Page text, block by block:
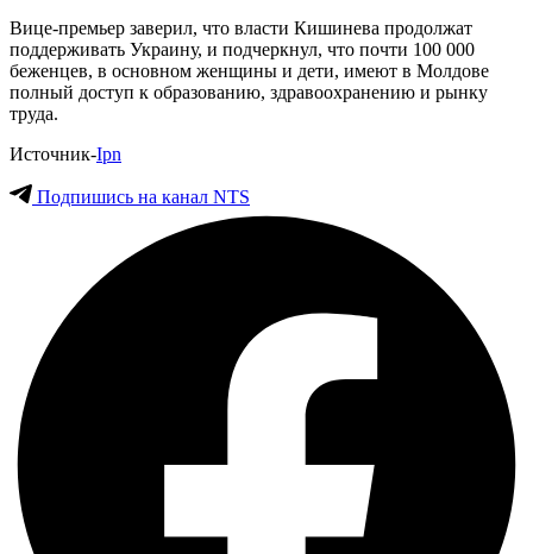
Вице-премьер заверил, что власти Кишинева продолжат
поддерживать Украину, и подчеркнул, что почти 100 000
беженцев, в основном женщины и дети, имеют в Молдове
полный доступ к образованию, здравоохранению и рынку
труда.
Источник-Ipn
Подпишись на канал NTS